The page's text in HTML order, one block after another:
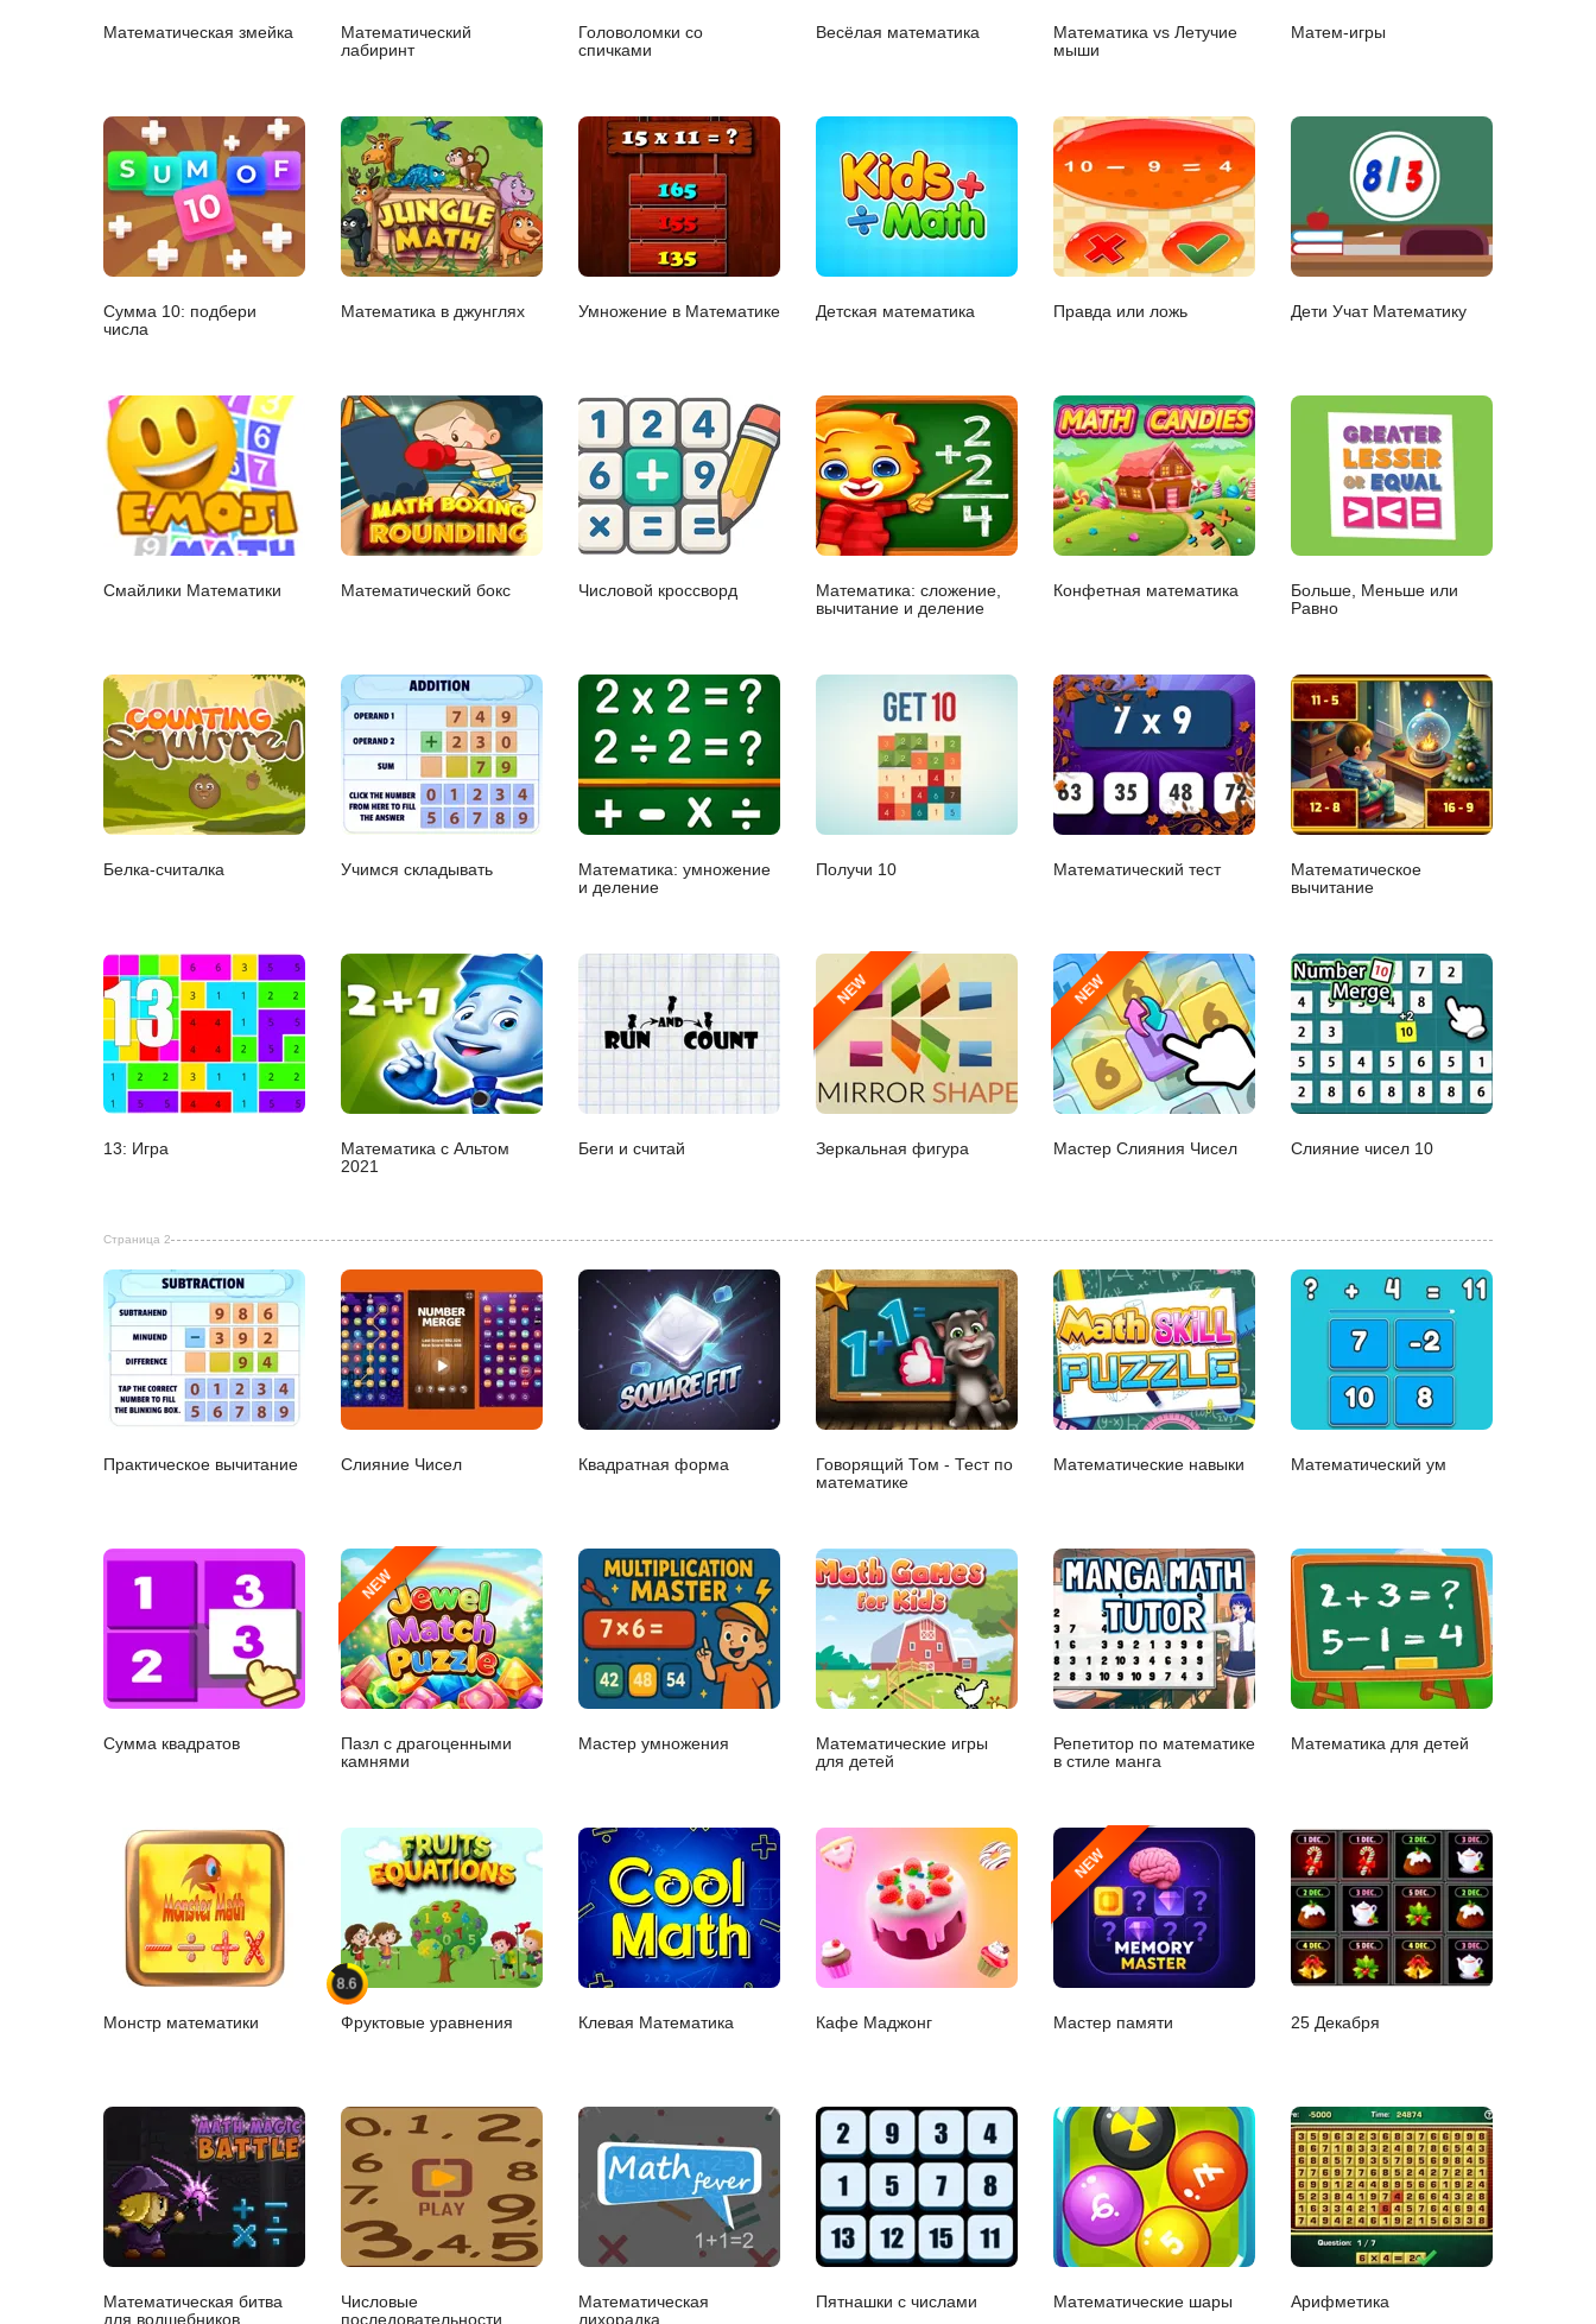
Математическая змейка
Математический
лабиринт
Головоломки со
спичками
Весёлая математика
Математика vs Летучие
мыши
Матем-игры
Сумма 10: подбери
числа
Математика в джунглях Умножение в Математике Детская математика Правда или ложь Дети Учат Математику
Смайлики Математики Математический бокс Числовой кроссворд
Математика: сложение,
вычитание и деление
Конфетная математика
Больше, Меньше или
Равно
Белка-считалка Учимся складывать
Математика: умножение
и деление
Получи 10 Математический тест
Математическое
вычитание
13: Игра
Математика с Альтом
2021
Беги и считай
NEW
Зеркальная фигура
NEW
Мастер Слияния Чисел Слияние чисел 10
Страница 2
Практическое вычитание Слияние Чисел Квадратная форма
Говорящий Том - Тест по
математике
Математические навыки Математический ум
Сумма квадратов
NEW
Пазл с драгоценными
камнями
Мастер умножения
Математические игры
для детей
Репетитор по математике
в стиле манга
Математика для детей
Монстр математики
8.6
Фруктовые уравнения Клевая Математика Кафе Маджонг
NEW
Мастер памяти 25 Декабря
Математическая битва
для волшебников
Числовые
последовательности
Математическая
лихорадка
Пятнашки с числами Математические шары Арифметика